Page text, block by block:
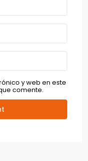
y web en este
comente.